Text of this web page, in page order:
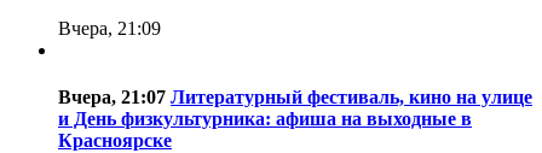
Вчера, 21:09
Вчера, 21:07 Литературный фестиваль, кино на улице
и День физкультурника: афиша на выходные в
Красноярске